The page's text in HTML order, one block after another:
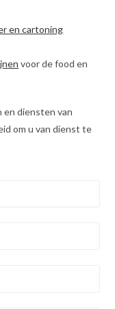
en cartoning
voor de food en
en diensten van
om u van dienst te